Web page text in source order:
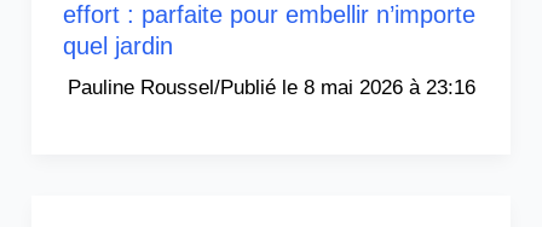
effort : parfaite pour embellir n’importe
quel jardin
Pauline Roussel/ 8 mai 2026 à 23:16